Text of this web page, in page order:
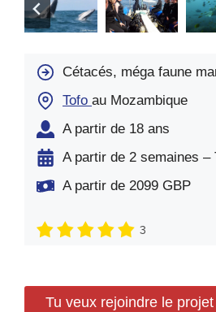
Cétacés, méga faune
Tofo au Mozambique
A partir de 18 ans
A partir de 2 semaines –
A partir de 2099 GBP
3
Tu veux rejoindre le